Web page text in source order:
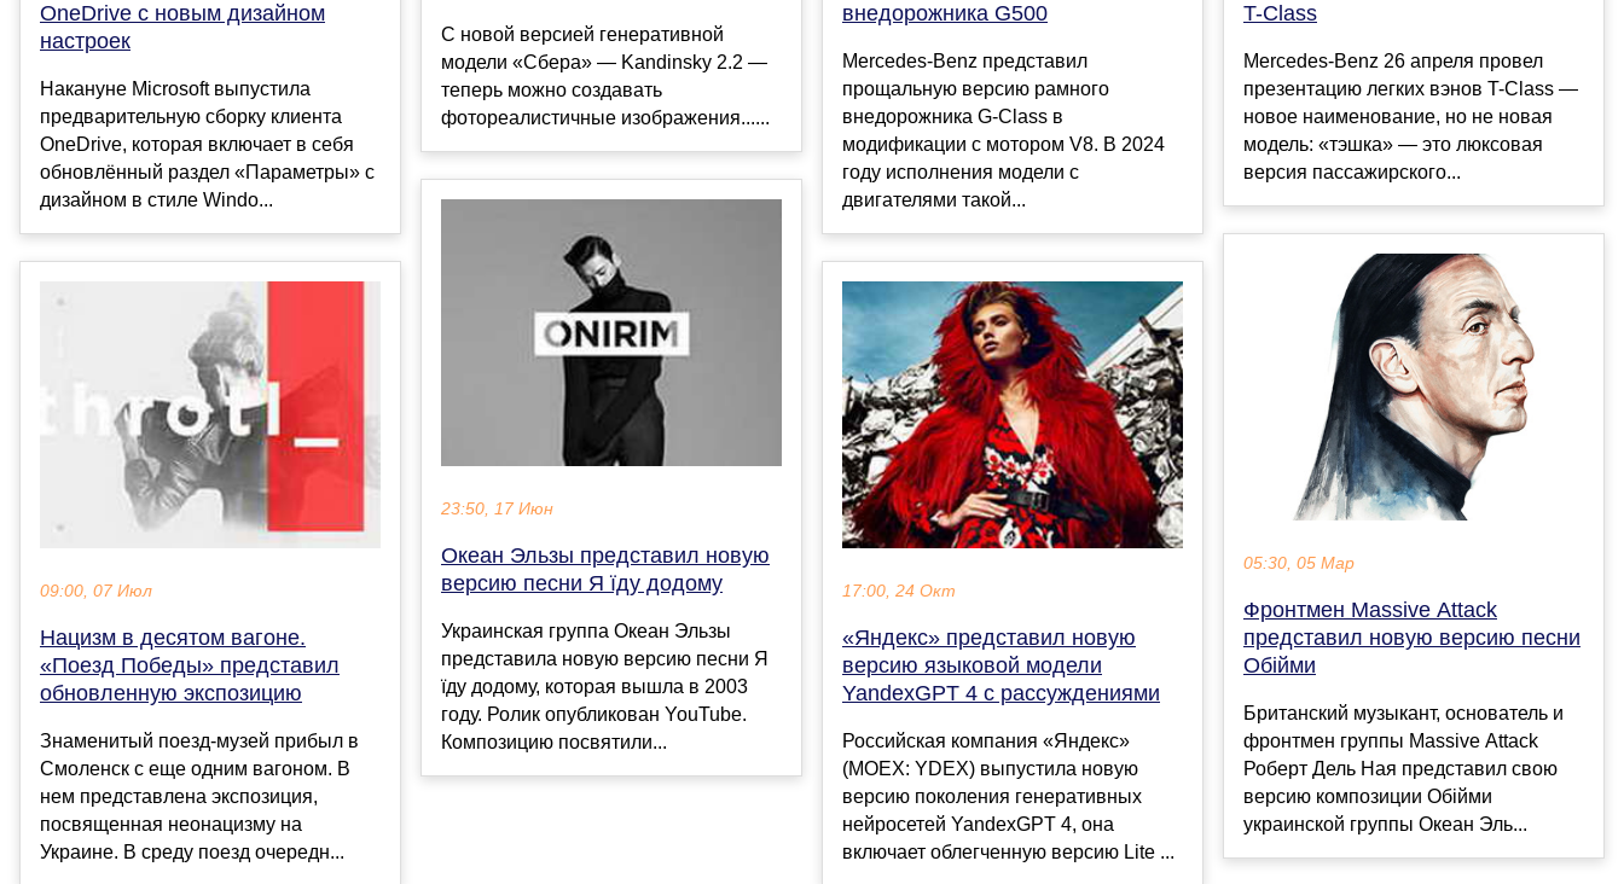
OneDrive с новым дизайном
настроек
Накануне Microsoft выпустила
предварительную сборку клиента
OneDrive, которая включает в себя
обновлённый раздел «Параметры» с
дизайном в стиле Windo...
09:00, 07 Июл
Нацизм в десятом вагоне.
«Поезд Победы» представил
обновленную экспозицию
Знаменитый поезд-музей прибыл в
Смоленск с еще одним вагоном. В
нем представлена экспозиция,
посвященная неонацизму на
Украине. В среду поезд очередн...
С новой версией генеративной
модели «Сбера» — Kandinsky 2.2 —
теперь можно создавать
фотореалистичные изображения......
23:50, 17 Июн
Океан Эльзы представил новую
версию песни Я їду додому
Украинская группа Океан Эльзы
представила новую версию песни Я
їду додому, которая вышла в 2003
году. Ролик опубликован YouTube.
Композицию посвятили...
внедорожника G500
Mercedes-Benz представил
прощальную версию рамного
внедорожника G-Class в
модификации с мотором V8. В 2024
году исполнения модели с
двигателями такой...
17:00, 24 Окт
«Яндекс» представил новую
версию языковой модели
YandexGPT 4 с рассуждениями
Российская компания «Яндекс»
(MOEX: YDEX) выпустила новую
версию поколения генеративных
нейросетей YandexGPT 4, она
включает облегченную версию Lite ...
T-Class
Mercedes-Benz 26 апреля провел
презентацию легких вэнов T-Class —
новое наименование, но не новая
модель: «тэшка» — это люксовая
версия пассажирского...
05:30, 05 Мар
Фронтмен Massive Attack
представил новую версию песни
Обійми
Британский музыкант, основатель и
фронтмен группы Massive Attack
Роберт Дель Ная представил свою
версию композиции Обійми
украинской группы Океан Эль...